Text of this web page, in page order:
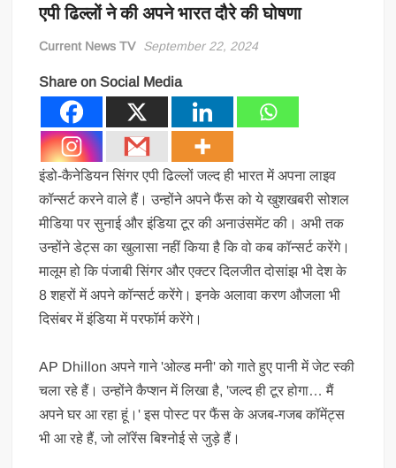
एपी ढिल्लों ने की अपने भारत दौरे की घोषणा
Current News TV September 22, 2024
Share on Social Media
इंडो-कैनेडियन सिंगर एपी ढिल्लों जल्द ही भारत में अपना लाइव
कॉन्सर्ट करने वाले हैं। उन्होंने अपने फैंस को ये खुशखबरी सोशल
मीडिया पर सुनाई और इंडिया टूर की अनाउंसमेंट की। अभी तक
उन्होंने डेट्स का खुलासा नहीं किया है कि वो कब कॉन्सर्ट करेंगे।
मालूम हो कि पंजाबी सिंगर और एक्टर दिलजीत दोसांझ भी देश के
8 शहरों में अपने कॉन्सर्ट करेंगे। इनके अलावा करण औजला भी
दिसंबर में इंडिया में परफॉर्म करेंगे।
AP Dhillon अपने गाने 'ओल्ड मनी' को गाते हुए पानी में जेट स्की
चला रहे हैं। उन्होंने कैप्शन में लिखा है, 'जल्द ही टूर होगा… मैं
अपने घर आ रहा हूं।' इस पोस्ट पर फैंस के अजब-गजब कॉमेंट्स
भी आ रहे हैं, जो लॉरेंस बिश्नोई से जुड़े हैं।